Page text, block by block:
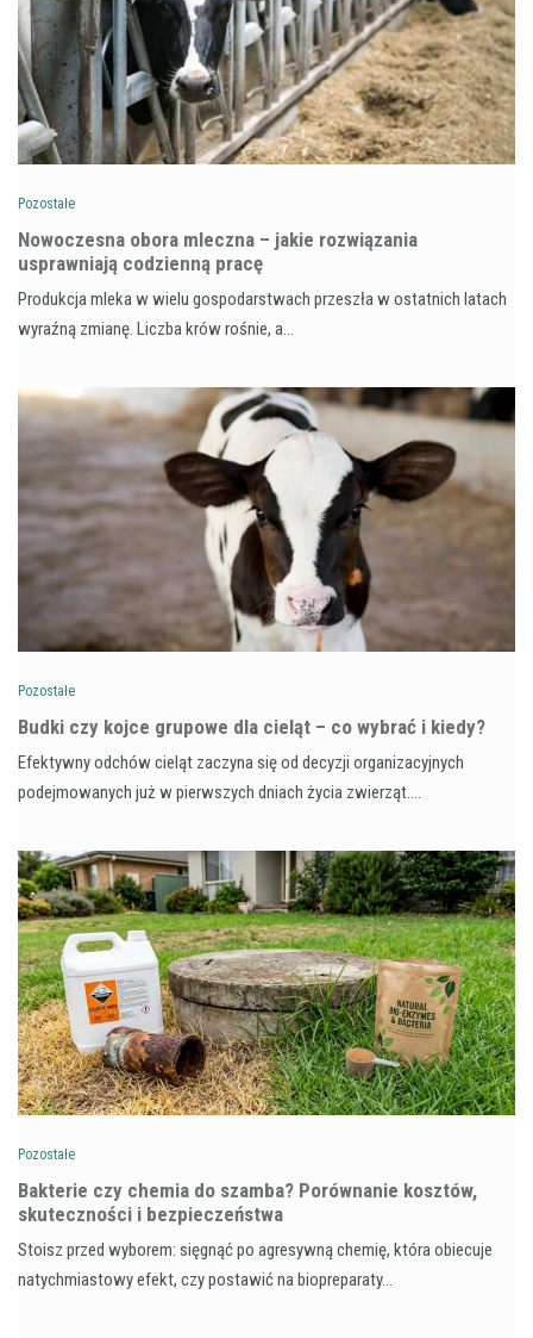
Pozostałe
Nowoczesna obora mleczna – jakie rozwiązania
usprawniają codzienną pracę
Produkcja mleka w wielu gospodarstwach przeszła w ostatnich latach
wyraźną zmianę. Liczba krów rośnie, a…
Pozostałe
Budki czy kojce grupowe dla cieląt – co wybrać i kiedy?
Efektywny odchów cieląt zaczyna się od decyzji organizacyjnych
podejmowanych już w pierwszych dniach życia zwierząt.…
Pozostałe
Bakterie czy chemia do szamba? Porównanie kosztów,
skuteczności i bezpieczeństwa
Stoisz przed wyborem: sięgnąć po agresywną chemię, która obiecuje
natychmiastowy efekt, czy postawić na biopreparaty…